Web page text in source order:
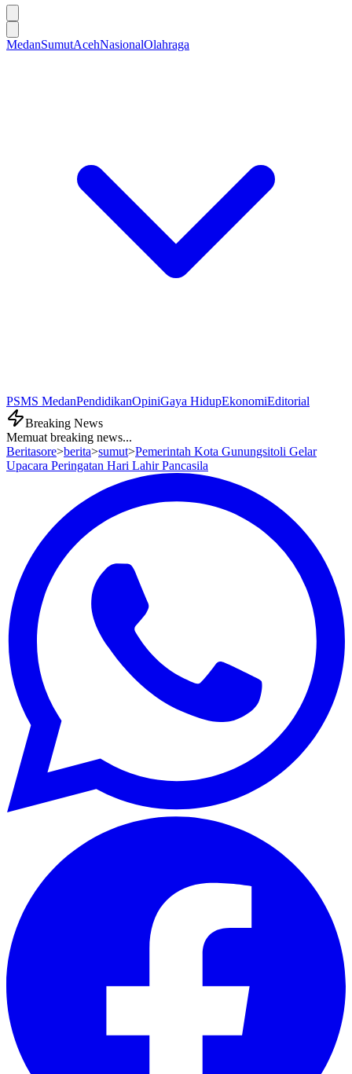
MedanSumutAcehNasionalOlahraga
PSMS MedanPendidikanOpiniGaya HidupEkonomiEditorial
Breaking News
Memuat breaking news...
Beritasore>berita>sumut>Pemerintah Kota Gunungsitoli Gelar
Upacara Peringatan Hari Lahir Pancasila